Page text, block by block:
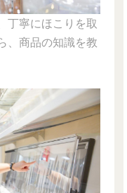
丁寧にほこりを取
、商品の知識を教